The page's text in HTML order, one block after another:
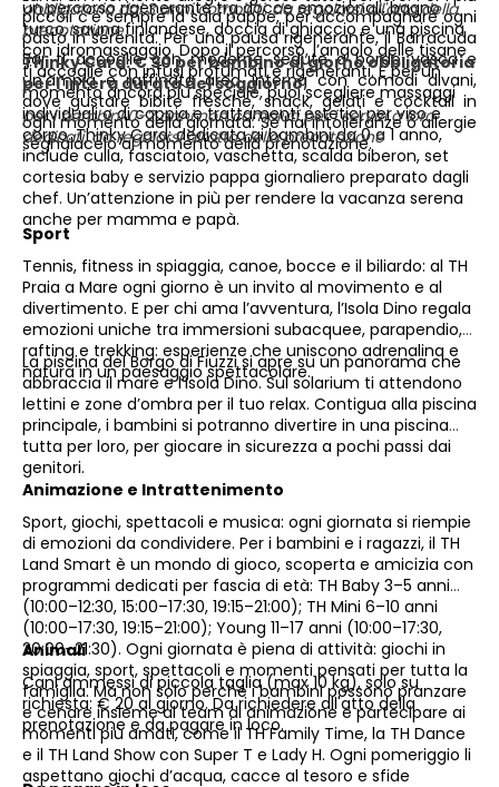
piccoli c’è sempre la sala pappe, per accompagnare ogni
pasto in serenità. Per una pausa rigenerante, il Barracuda
Bar ti accoglie con moderne sedute a bordo vasca e
un’ampia e raffinata area interna con comodi divani,
dove gustare bibite fresche, snack, gelati e cocktail in
ogni momento della giornata. Se hai intolleranze o allergie
segnalacelo al momento della prenotazione.
un percorso rigenerante tra docce emozionali, bagno
turco, sauna finlandese, doccia di ghiaccio e una piscina
con idromassaggio. Dopo il percorso, l’angolo delle tisane
ti accoglie con infusi profumati e rigeneranti. E per un
momento ancora più speciale, puoi scegliere massaggi
individuali o di coppia e trattamenti estetici per viso e
corpo. Thinky Card: dedicata ai bambini da 0 a 1 anno,
include culla, fasciatoio, vaschetta, scalda biberon, set
cortesia baby e servizio pappa giornaliero preparato dagli
chef. Un’attenzione in più per rendere la vacanza serena
anche per mamma e papà.
obbligatoria dai 3 anni compiuti, da regolarsi all'atto della
prenotazione
Thinky Card: € 30 per bambino al giorno obbligatoria
per l'intera durata del soggiorno;
per i bambini 0-2 anni non compiuti per i servizi a loro
dedicati, da regolarsi all’atto della prenotazione
Sport
Tennis, fitness in spiaggia, canoe, bocce e il biliardo: al TH
Praia a Mare ogni giorno è un invito al movimento e al
divertimento. E per chi ama l’avventura, l’Isola Dino regala
emozioni uniche tra immersioni subacquee, parapendio,
rafting e trekking: esperienze che uniscono adrenalina e
natura in un paesaggio spettacolare.
La piscina del Borgo di Fiuzzi si apre su un panorama che
abbraccia il mare e l’Isola Dino. Sul solarium ti attendono
lettini e zone d’ombra per il tuo relax. Contigua alla piscina
principale, i bambini si potranno divertire in una piscina
tutta per loro, per giocare in sicurezza a pochi passi dai
genitori.
Animazione e Intrattenimento
Sport, giochi, spettacoli e musica: ogni giornata si riempie
di emozioni da condividere. Per i bambini e i ragazzi, il TH
Land Smart è un mondo di gioco, scoperta e amicizia con
programmi dedicati per fascia di età: TH Baby 3–5 anni
(10:00–12:30, 15:00–17:30, 19:15–21:00); TH Mini 6–10 anni
(10:00–17:30, 19:15–21:00); Young 11–17 anni (10:00–17:30,
20:00–21:30). Ogni giornata è piena di attività: giochi in
spiaggia, sport, spettacoli e momenti pensati per tutta la
famiglia. Ma non solo perché i bambini possono pranzare
e cenare insieme al team di animazione e partecipare ai
momenti più amati, come il TH Family Time, la TH Dance
e il TH Land Show con Super T e Lady H. Ogni pomeriggio li
aspettano giochi d’acqua, cacce al tesoro e sfide
Animali
Cani ammessi di piccola taglia (max 10 kg), solo su
richiesta: € 20 al giorno. Da richiedere all'atto della
prenotazione e da pagare in loco.